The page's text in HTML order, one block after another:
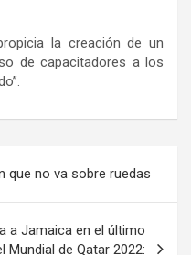
la creación de un
de capacitadores a los
que no va sobre ruedas
a Jamaica en el último
de Qatar 2022: